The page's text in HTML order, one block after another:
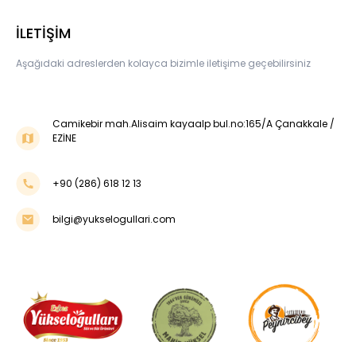
İLETİŞİM
Aşağıdaki adreslerden kolayca bizimle iletişime geçebilirsiniz
Camikebir mah.Alisaim kayaalp bul.no:165/A Çanakkale /
EZİNE
+90 (286) 618 12 13
bilgi@yukselogullari.com